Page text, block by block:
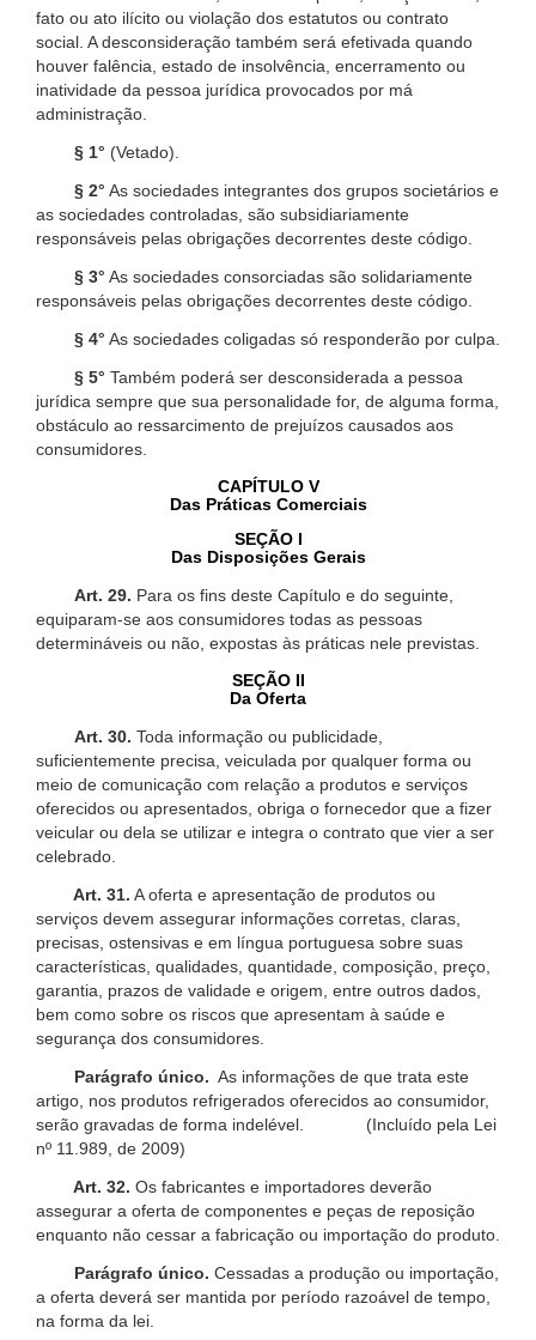
fato ou ato ilícito ou violação dos estatutos ou contrato
social. A desconsideração também será efetivada quando
houver falência, estado de insolvência, encerramento ou
inatividade da pessoa jurídica provocados por má
administração.
§ 1° (Vetado).
§ 2° As sociedades integrantes dos grupos societários e
as sociedades controladas, são subsidiariamente
responsáveis pelas obrigações decorrentes deste código.
§ 3° As sociedades consorciadas são solidariamente
responsáveis pelas obrigações decorrentes deste código.
§ 4° As sociedades coligadas só responderão por culpa.
§ 5° Também poderá ser desconsiderada a pessoa
jurídica sempre que sua personalidade for, de alguma forma,
obstáculo ao ressarcimento de prejuízos causados aos
consumidores.
CAPÍTULO V
Das Práticas Comerciais
SEÇÃO I
Das Disposições Gerais
Art. 29. Para os fins deste Capítulo e do seguinte,
equiparam-se aos consumidores todas as pessoas
determináveis ou não, expostas às práticas nele previstas.
SEÇÃO II
Da Oferta
Art. 30. Toda informação ou publicidade,
suficientemente precisa, veiculada por qualquer forma ou
meio de comunicação com relação a produtos e serviços
oferecidos ou apresentados, obriga o fornecedor que a fizer
veicular ou dela se utilizar e integra o contrato que vier a ser
celebrado.
Art. 31. A oferta e apresentação de produtos ou
serviços devem assegurar informações corretas, claras,
precisas, ostensivas e em língua portuguesa sobre suas
características, qualidades, quantidade, composição, preço,
garantia, prazos de validade e origem, entre outros dados,
bem como sobre os riscos que apresentam à saúde e
segurança dos consumidores.
Parágrafo único. As informações de que trata este
artigo, nos produtos refrigerados oferecidos ao consumidor,
serão gravadas de forma indelével. (Incluído pela Lei
nº 11.989, de 2009)
Art. 32. Os fabricantes e importadores deverão
assegurar a oferta de componentes e peças de reposição
enquanto não cessar a fabricação ou importação do produto.
Parágrafo único. Cessadas a produção ou importação,
a oferta deverá ser mantida por período razoável de tempo,
na forma da lei.